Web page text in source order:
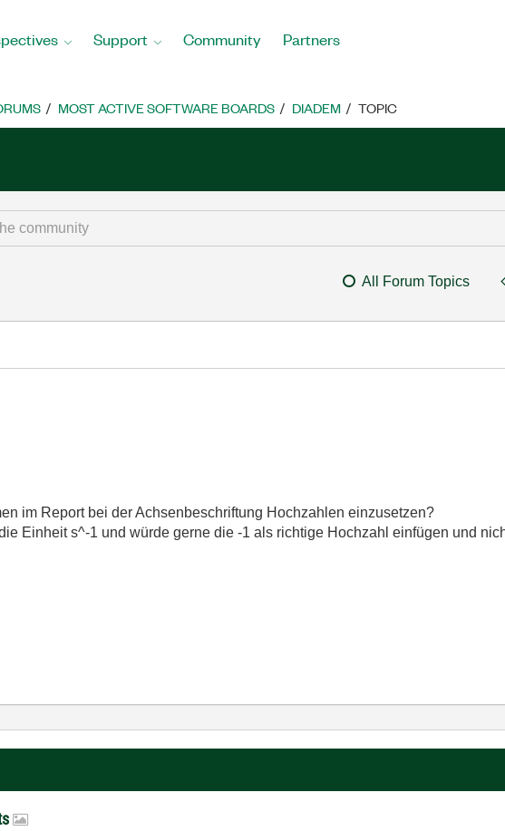
Support Community Partners
MOST ACTIVE SOFTWARE BOARDS DIADEM TOPIC
All Forum Topics
im Report bei der Achsenbeschriftung Hochzahlen einzusetzen?
Einheit s^-1 und würde gerne die -1 als richtige Hochzahl einfügen und